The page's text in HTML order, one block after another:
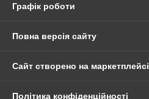
Графік роботи
Повна версія сайту
Сайт створено на маркетплейсі
Політика конфіденційності